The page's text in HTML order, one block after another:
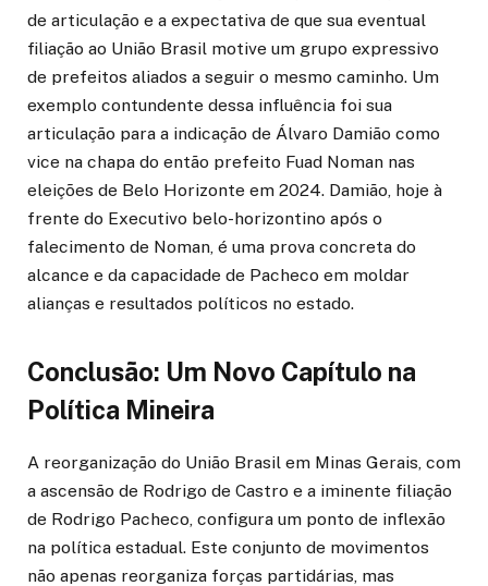
de articulação e a expectativa de que sua eventual
filiação ao União Brasil motive um grupo expressivo
de prefeitos aliados a seguir o mesmo caminho. Um
exemplo contundente dessa influência foi sua
articulação para a indicação de Álvaro Damião como
vice na chapa do então prefeito Fuad Noman nas
eleições de Belo Horizonte em 2024. Damião, hoje à
frente do Executivo belo-horizontino após o
falecimento de Noman, é uma prova concreta do
alcance e da capacidade de Pacheco em moldar
alianças e resultados políticos no estado.
Conclusão: Um Novo Capítulo na
Política Mineira
A reorganização do União Brasil em Minas Gerais, com
a ascensão de Rodrigo de Castro e a iminente filiação
de Rodrigo Pacheco, configura um ponto de inflexão
na política estadual. Este conjunto de movimentos
não apenas reorganiza forças partidárias, mas